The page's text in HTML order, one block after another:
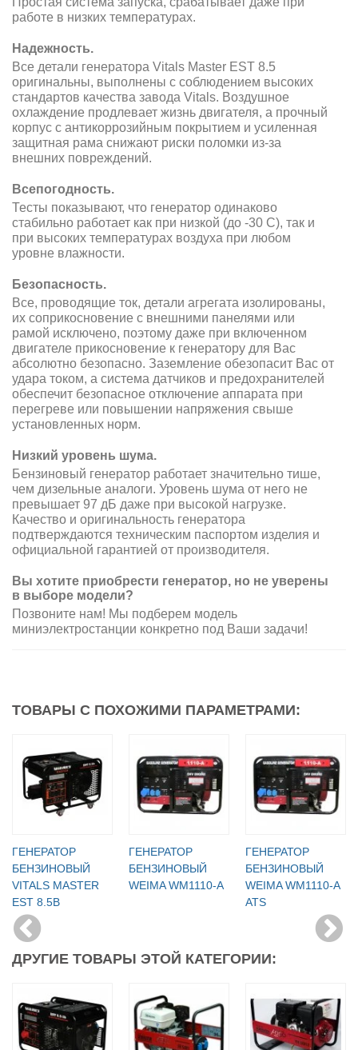
работе в низких температурах.
Надежность.
Все детали генератора Vitals Master EST 8.5
оригинальны, выполнены с соблюдением высоких
стандартов качества завода Vitals. Воздушное
охлаждение продлевает жизнь двигателя, а прочный
корпус с антикоррозийным покрытием и усиленная
защитная рама снижают риски поломки из-за
внешних повреждений.
Всепогодность.
Тесты показывают, что генератор одинаково
стабильно работает как при низкой (до -30 С), так и
при высоких температурах воздуха при любом
уровне влажности.
Безопасность.
Все, проводящие ток, детали агрегата изолированы,
их соприкосновение с внешними панелями или
рамой исключено, поэтому даже при включенном
двигателе прикосновение к генератору для Вас
абсолютно безопасно. Заземление обезопасит Вас от
удара током, а система датчиков и предохранителей
обеспечит безопасное отключение аппарата при
перегреве или повышении напряжения свыше
установленных норм.
Низкий уровень шума.
Бензиновый генератор работает значительно тише,
чем дизельные аналоги. Уровень шума от него не
превышает 97 дБ даже при высокой нагрузке.
Качество и оригинальность генератора
подтверждаются техническим паспортом изделия и
официальной гарантией от производителя.
Вы хотите приобрести генератор, но не уверены
в выборе модели?
Позвоните нам! Мы подберем модель
миниэлектростанции конкретно под Ваши задачи!
ТОВАРЫ С ПОХОЖИМИ ПАРАМЕТРАМИ:
ГЕНЕРАТОР
БЕНЗИНОВЫЙ
VITALS MASTER
EST 8.5B
ГЕНЕРАТОР
БЕНЗИНОВЫЙ
WEIMA WM1110-A
ГЕНЕРАТОР
БЕНЗИНОВЫЙ
WEIMA WM1110-A
ATS
ДРУГИЕ ТОВАРЫ ЭТОЙ КАТЕГОРИИ: